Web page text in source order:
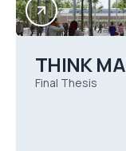
THINK
Final Thesis